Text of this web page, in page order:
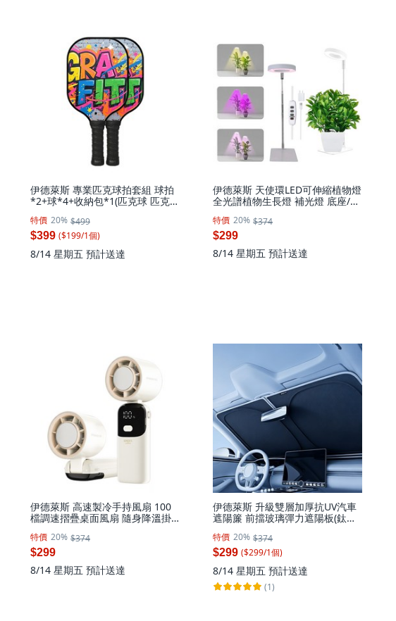
伊德萊斯 專業匹克球拍套組 球拍
*2+球*4+收納包*1(匹克球 匹克球
字母彩繪, 2個
特價 20% $499
$399 ($199/1個)
8/14 星期五 預計送達
伊德萊斯 天使環LED可伸縮植物燈
全光譜植物生長燈 補光燈 底座/地
特價 20% $374
$299
8/14 星期五 預計送達
伊德萊斯 高速製冷手持風扇 100
檔調速摺疊桌面風扇 隨身降溫掛
特價 20% $374
$299
8/14 星期五 預計送達
伊德萊斯 升級雙層加厚抗UV汽車
遮陽簾 前擋玻璃彈力遮陽板(鈦銀
1個
特價 20% $374
$299 ($299/1個)
8/14 星期五 預計送達
(1)